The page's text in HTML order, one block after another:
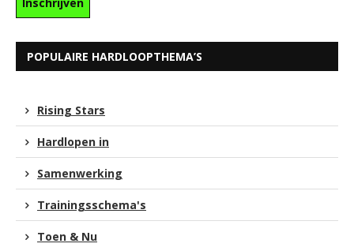
POPULAIRE HARDLOOPTHEMA’S
Rising Stars
Hardlopen in
Samenwerking
Trainingsschema's
Toen & Nu